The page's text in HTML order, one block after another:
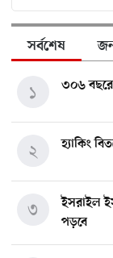
সর্বশেষ
৩০৬
১
হ্যাকিং
২
ইসরাইল
পড়বে
৩